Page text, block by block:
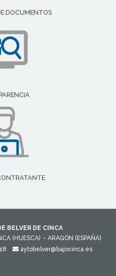
DOCUMENTOS
BELVER DE CINCA
(HUESCA) - ARAGÓN (ESPAÑA)
aytobelver@bajocinca.es